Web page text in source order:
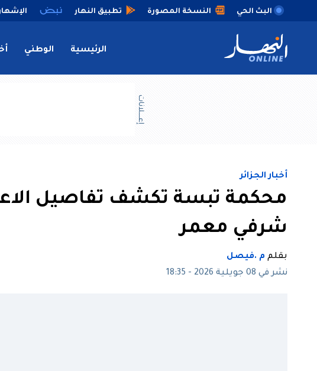
البث الحي النسخة المصورة تطبيق النهار
الرئيسية الوطني
إعــــلانات
أخبار الجزائر
محكمة تبسة تكشف تفاصيل
شرفي معمر
بقلم م .فيصل
نشر في 08 جويلية 2026 - 18:35